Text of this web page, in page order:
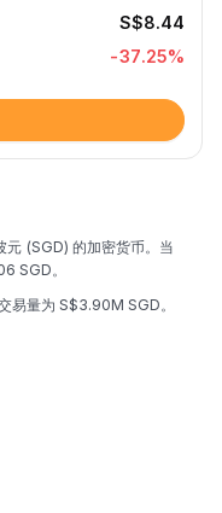
S$8.44
-37.25%
(SGD) 的加密货币。当
SGD。
易量为 S$3.90M SGD。